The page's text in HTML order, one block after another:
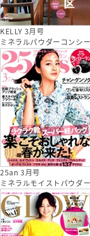
KELLY 3月号
ミネラルパウダーコンシ
25an 3月号
ミネラルモイストパウダ